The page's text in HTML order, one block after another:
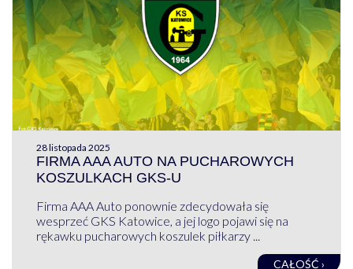
28 listopada 2025
FIRMA AAA AUTO NA PUCHAROWYCH
KOSZULKACH GKS-U
Firma AAA Auto ponownie zdecydowała się
wesprzeć GKS Katowice, a jej logo pojawi się na
rękawku pucharowych koszulek piłkarzy ...
CAŁOŚĆ ›